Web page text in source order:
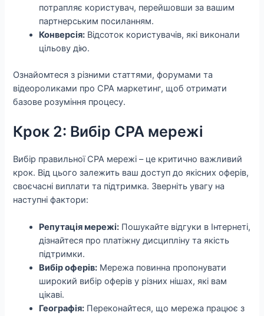
потрапляє користувач, перейшовши за вашим
партнерським посиланням.
Конверсія: Відсоток користувачів, які виконали
цільову дію.
Ознайомтеся з різними статтями, форумами та
відеороликами про CPA маркетинг, щоб отримати
базове розуміння процесу.
Крок 2: Вибір CPA мережі
Вибір правильної CPA мережі – це критично важливий
крок. Від цього залежить ваш доступ до якісних оферів,
своєчасні виплати та підтримка. Зверніть увагу на
наступні фактори:
Репутація мережі: Пошукайте відгуки в Інтернеті,
дізнайтеся про платіжну дисципліну та якість
підтримки.
Вибір оферів: Мережа повинна пропонувати
широкий вибір оферів у різних нішах, які вам
цікаві.
Географія: Переконайтеся, що мережа працює з